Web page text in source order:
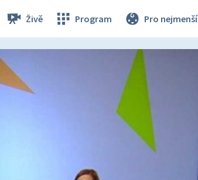
Živě Program Pro nejmenší